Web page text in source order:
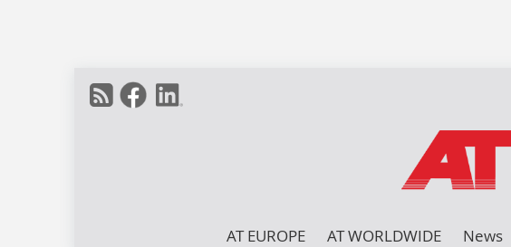
AT EUROPE AT WORLDWIDE News